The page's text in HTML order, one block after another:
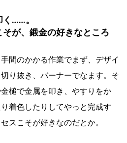
……。
が、鍛金の好きなところ
間のかかる作業でまず、デザイ
り抜き、バーナーでなます。そ
槌で金属を叩き、やすりをか
着色したりしてやっと完成す
スこそが好きなのだとか。